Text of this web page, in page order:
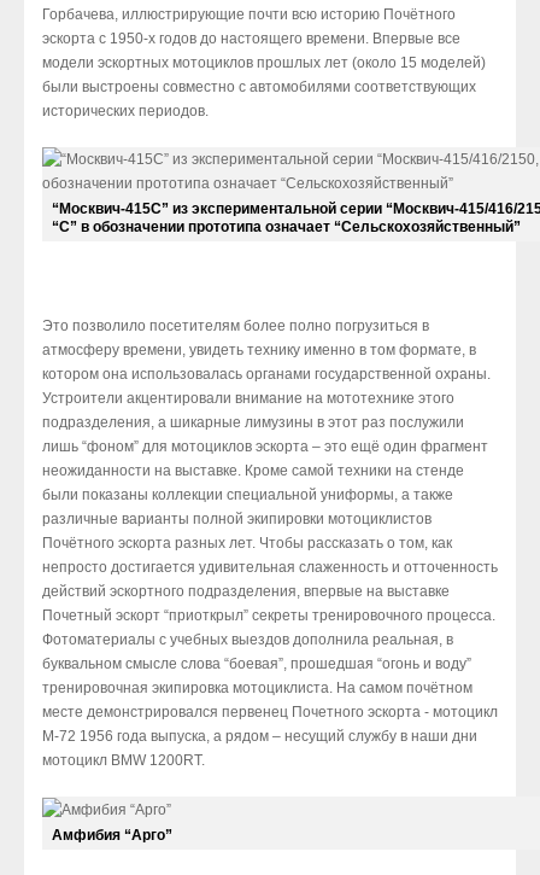
Горбачева, иллюстрирующие почти всю историю Почётного
эскорта с 1950-х годов до настоящего времени. Впервые все
модели эскортных мотоциклов прошлых лет (около 15 моделей)
были выстроены совместно с автомобилями соответствующих
исторических периодов.
“Москвич-415С” из экспериментальной серии “Москвич-415/416/
“С” в обозначении прототипа означает “Сельскохозяйственный”
Это позволило посетителям более полно погрузиться в
атмосферу времени, увидеть технику именно в том формате, в
котором она использовалась органами государственной охраны.
Устроители акцентировали внимание на мототехнике этого
подразделения, а шикарные лимузины в этот раз послужили
лишь “фоном” для мотоциклов эскорта – это ещё один фрагмент
неожиданности на выставке. Кроме самой техники на стенде
были показаны коллекции специальной униформы, а также
различные варианты полной экипировки мотоциклистов
Почётного эскорта разных лет. Чтобы рассказать о том, как
непросто достигается удивительная слаженность и отточенность
действий эскортного подразделения, впервые на выставке
Почетный эскорт “приоткрыл” секреты тренировочного процесса.
Фотоматериалы с учебных выездов дополнила реальная, в
буквальном смысле слова “боевая”, прошедшая “огонь и воду”
тренировочная экипировка мотоциклиста. На самом почётном
месте демонстрировался первенец Почетного эскорта - мотоцикл
М-72 1956 года выпуска, а рядом – несущий службу в наши дни
мотоцикл BMW 1200RT.
Амфибия “Арго”